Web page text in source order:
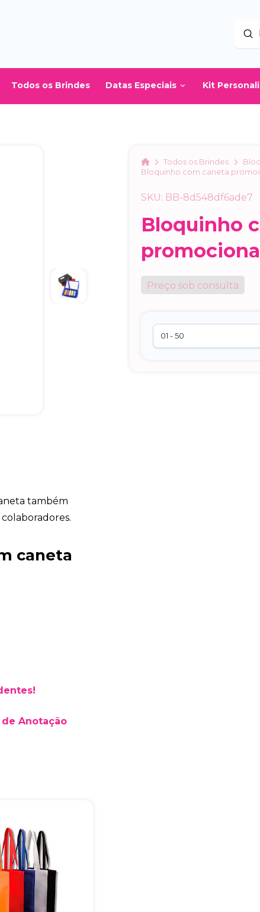
Todos os Brindes Datas Especiais Kit
HomeTodos os Brindes
Bloquinho com caneta
SKU: BB-8d548df6ade7
Bloquinho
Preço sob consulta
também
caneta
de Anotação
Eu concordo em receber comunicações.
A nossa empresa está comprometida a proteger e respeitar sua
privacidade, utilizaremos seus dados apenas para fins de
marketing. Você pode alterar suas preferências a qualquer
momento.